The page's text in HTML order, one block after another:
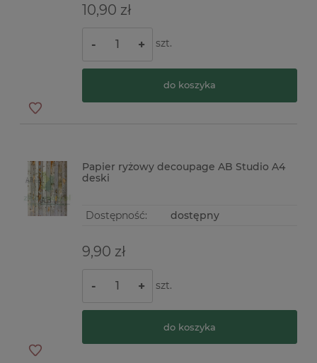
10,90 zł
- + szt.
do koszyka
Papier ryżowy decoupage AB Studio A4
deski
Dostępność: dostępny
9,90 zł
- + szt.
do koszyka